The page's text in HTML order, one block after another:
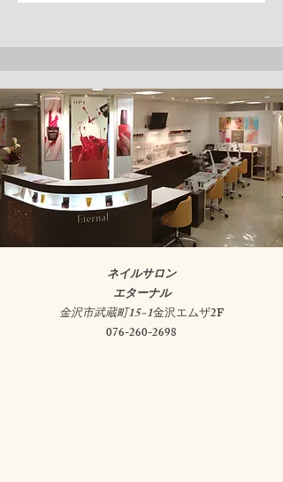
ネイルサロン
エターナル
金沢市武蔵町15−1金沢エムザ2F
076-260-2698